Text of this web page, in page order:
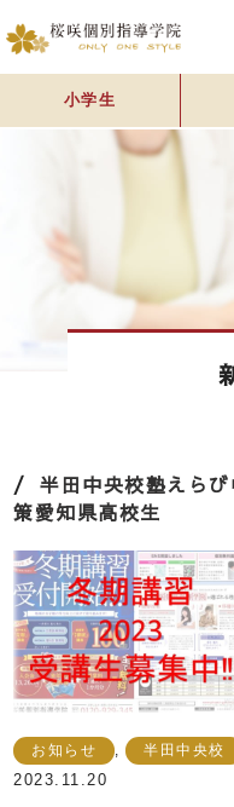
小学生
半田中央校塾えらび
策愛知県高校生
お知らせ , 半田中央校
2023.11.20